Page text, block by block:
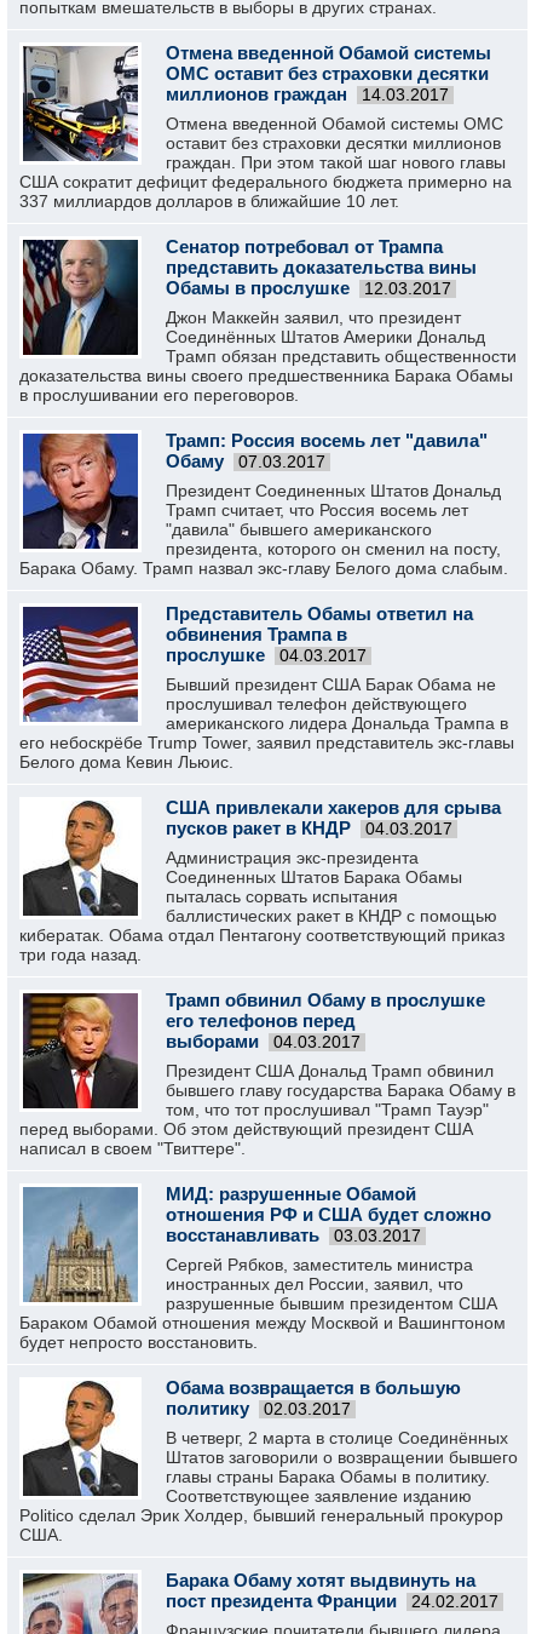
попыткам вмешательств в выборы в других странах.
Отмена введенной Обамой системы
ОМС оставит без страховки десятки
миллионов граждан
14.03.2017
Отмена введенной Обамой системы ОМС
оставит без страховки десятки миллионов
граждан. При этом такой шаг нового главы
США сократит дефицит федерального бюджета примерно на
337 миллиардов долларов в ближайшие 10 лет.
Сенатор потребовал от Трампа
представить доказательства вины
Обамы в прослушке
12.03.2017
Джон Маккейн заявил, что президент
Соединённых Штатов Америки Дональд
Трамп обязан представить общественности
доказательства вины своего предшественника Барака Обамы
в прослушивании его переговоров.
Трамп: Россия восемь лет "давила"
Обаму
07.03.2017
Президент Соединенных Штатов Дональд
Трамп считает, что Россия восемь лет
"давила" бывшего американского
президента, которого он сменил на посту,
Барака Обаму. Трамп назвал экс-главу Белого дома слабым.
Представитель Обамы ответил на
обвинения Трампа в
прослушке
04.03.2017
Бывший президент США Барак Обама не
прослушивал телефон действующего
американского лидера Дональда Трампа в
его небоскрёбе Trump Tower, заявил представитель экс-главы
Белого дома Кевин Льюис.
США привлекали хакеров для срыва
пусков ракет в КНДР
04.03.2017
Администрация экс-президента
Соединенных Штатов Барака Обамы
пыталась сорвать испытания
баллистических ракет в КНДР с помощью
кибератак. Обама отдал Пентагону соответствующий приказ
три года назад.
Трамп обвинил Обаму в прослушке
его телефонов перед
выборами
04.03.2017
Президент США Дональд Трамп обвинил
бывшего главу государства Барака Обаму в
том, что тот прослушивал "Трамп Тауэр"
перед выборами. Об этом действующий президент США
написал в своем "Твиттере".
МИД: разрушенные Обамой
отношения РФ и США будет сложно
восстанавливать
03.03.2017
Сергей Рябков, заместитель министра
иностранных дел России, заявил, что
разрушенные бывшим президентом США
Бараком Обамой отношения между Москвой и Вашингтоном
будет непросто восстановить.
Обама возвращается в большую
политику
02.03.2017
В четверг, 2 марта в столице Соединённых
Штатов заговорили о возвращении бывшего
главы страны Барака Обамы в политику.
Соответствующее заявление изданию
Politico сделал Эрик Холдер, бывший генеральный прокурор
США.
Барака Обаму хотят выдвинуть на
пост президента Франции
24.02.2017